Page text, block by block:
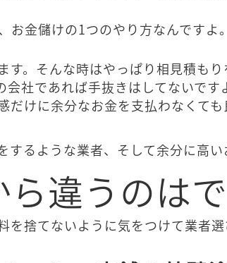
金儲けの1つのやり方なんですよ。
す。そんな時はやっぱり相見積も
社であれば手抜きはしてないで
だけに余分なお金を支払わなくて
るような業者、そして余分に高
違うのは
捨てないように気をつけて業者選